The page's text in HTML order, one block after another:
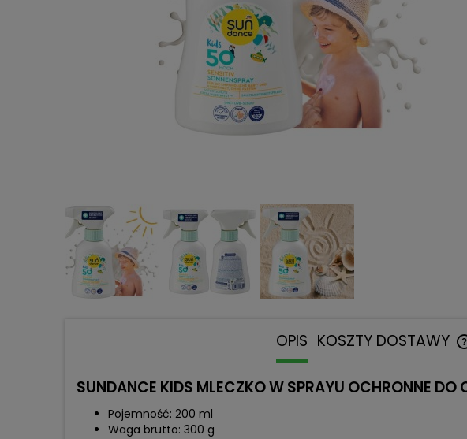
OPIS KOSZTY DOSTAWY
SUNDANCE KIDS MLECZKO W SPRAYU OCHRONNE
Pojemność: 200 ml
Waga brutto: 300 g